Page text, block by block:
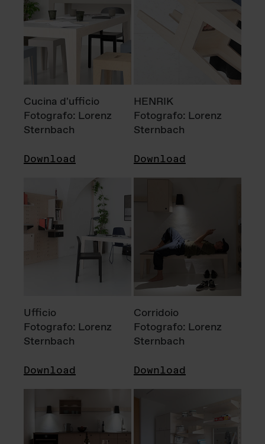
Cucina d'ufficio
Fotografo: Lorenz
Sternbach
Download
HENRIK
Fotografo: Lorenz
Sternbach
Download
Ufficio
Fotografo: Lorenz
Sternbach
Download
Corridoio
Fotografo: Lorenz
Sternbach
Download